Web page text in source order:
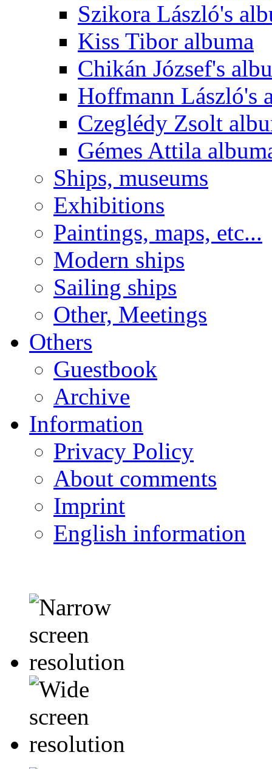
Szikora László's
Kiss Tibor albuma
Chikán József's
Hoffmann László's
Czeglédy Zsolt
Gémes Attila
Ships, museums
Exhibitions
Paintings, maps, etc...
Modern ships
Sailing ships
Other, Meetings
Others
Guestbook
Archive
Information
Privacy Policy
About comments
Imprint
English information